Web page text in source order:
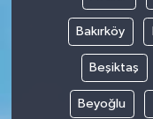
Bakırköy
Beşiktaş
Beyoğlu